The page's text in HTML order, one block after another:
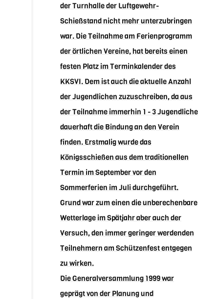
der Turnhalle der Luftgewehr-
Schießstand nicht mehr unterzubringen
war. Die Teilnahme am Ferienprogramm
der örtlichen Vereine, hat bereits einen
festen Platz im Terminkalender des
KKSVI. Dem ist auch die aktuelle Anzahl
der Jugendlichen zuzuschreiben, da aus
der Teilnahme immerhin 1 - 3 Jugendliche
dauerhaft die Bindung an den Verein
finden. Erstmalig wurde das
Königsschießen aus dem traditionellen
Termin im September vor den
Sommerferien im Juli durchgeführt.
Grund war zum einen die unberechenbare
Wetterlage im Spätjahr aber auch der
Versuch, den immer geringer werdenden
Teilnehmern am Schützenfest entgegen
zu wirken.
Die Generalversammlung 1999 war
geprägt von der Planung und